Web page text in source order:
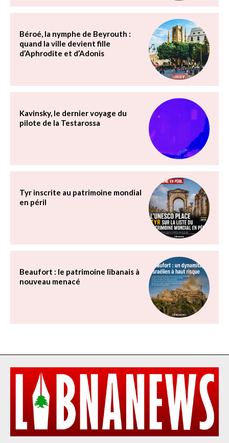
Béroé, la nymphe de Beyrouth :
quand la ville devient fille
d’Aphrodite et d’Adonis
Kavinsky, le dernier voyage du
pilote de la Testarossa
Tyr inscrite au patrimoine mondial
en péril
Beaufort : le patrimoine libanais à
nouveau menacé